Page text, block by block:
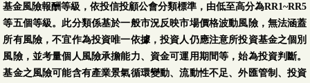
基金風險報酬等級，依投信投顧公會分類標準，由低至高分為RR1~RR5
等五個等級。此分類係基於一般市況反映市場價格波動風險，無法涵蓋
所有風險，不宜作為投資唯一依據，投資人仍應注意所投資基金之個別
風險，並考量個人風險承擔能力、資金可運用期間等，始為投資判斷。
基金之風險可能含有產業景氣循環變動、流動性不足、外匯管制、投資